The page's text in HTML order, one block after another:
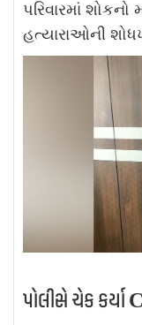
પરિવારમાં
હત્યારાઓની
પોલીસે ચેક